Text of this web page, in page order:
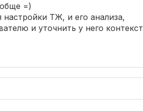
=)
ТЖ, и его анализа,
и уточнить у него контекст